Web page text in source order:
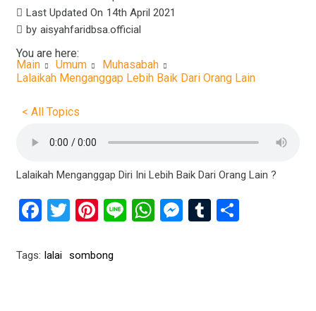
Last Updated On 14th April 2021
by aisyahfaridbsa.official
You are here:
Main
Umum
Muhasabah
Lalaikah Menganggap Lebih Baik Dari Orang Lain
< All Topics
Lalaikah Menganggap Diri Ini Lebih Baik Dari Orang Lain ?
Facebook
Twitter
Pinterest
LineWhatsApp
Messenger
Tumblr
Tags: lalai sombong